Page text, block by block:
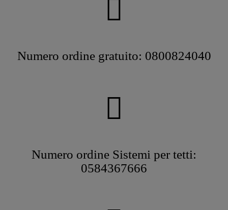
Numero ordine gratuito: 0800824040
Numero ordine Sistemi per tetti:
0584367666